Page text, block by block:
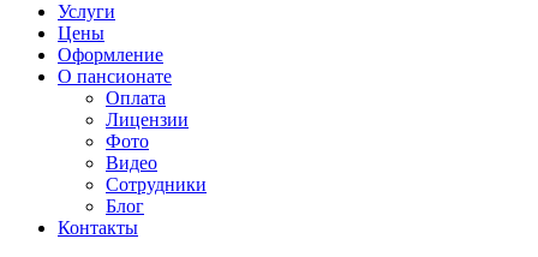
Услуги
Цены
Оформление
О пансионате
Оплата
Лицензии
Фото
Видео
Сотрудники
Блог
Контакты